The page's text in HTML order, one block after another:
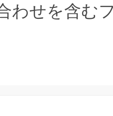
わせを含む